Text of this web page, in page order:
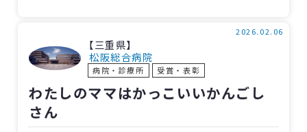
問にも丁寧に対応。「ウイルスを完全になくす
のではなく、減らす意識が大切」と呼びかけま
した。
身近なテーマを楽しく学べる機会となり、参
加者にとって日常生活を見直すきっかけとなる
【三重県】
松阪総合病院
病院・診療所 受賞・表彰
2026.02.06
わたしのママはかっこいいかんごし
さん